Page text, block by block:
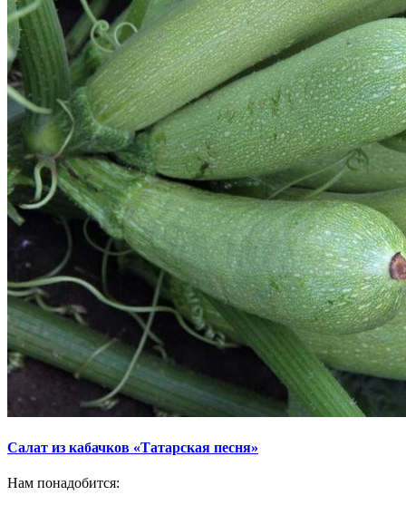
Салат из кабачков «Татарская песня»
Нам понадобится: